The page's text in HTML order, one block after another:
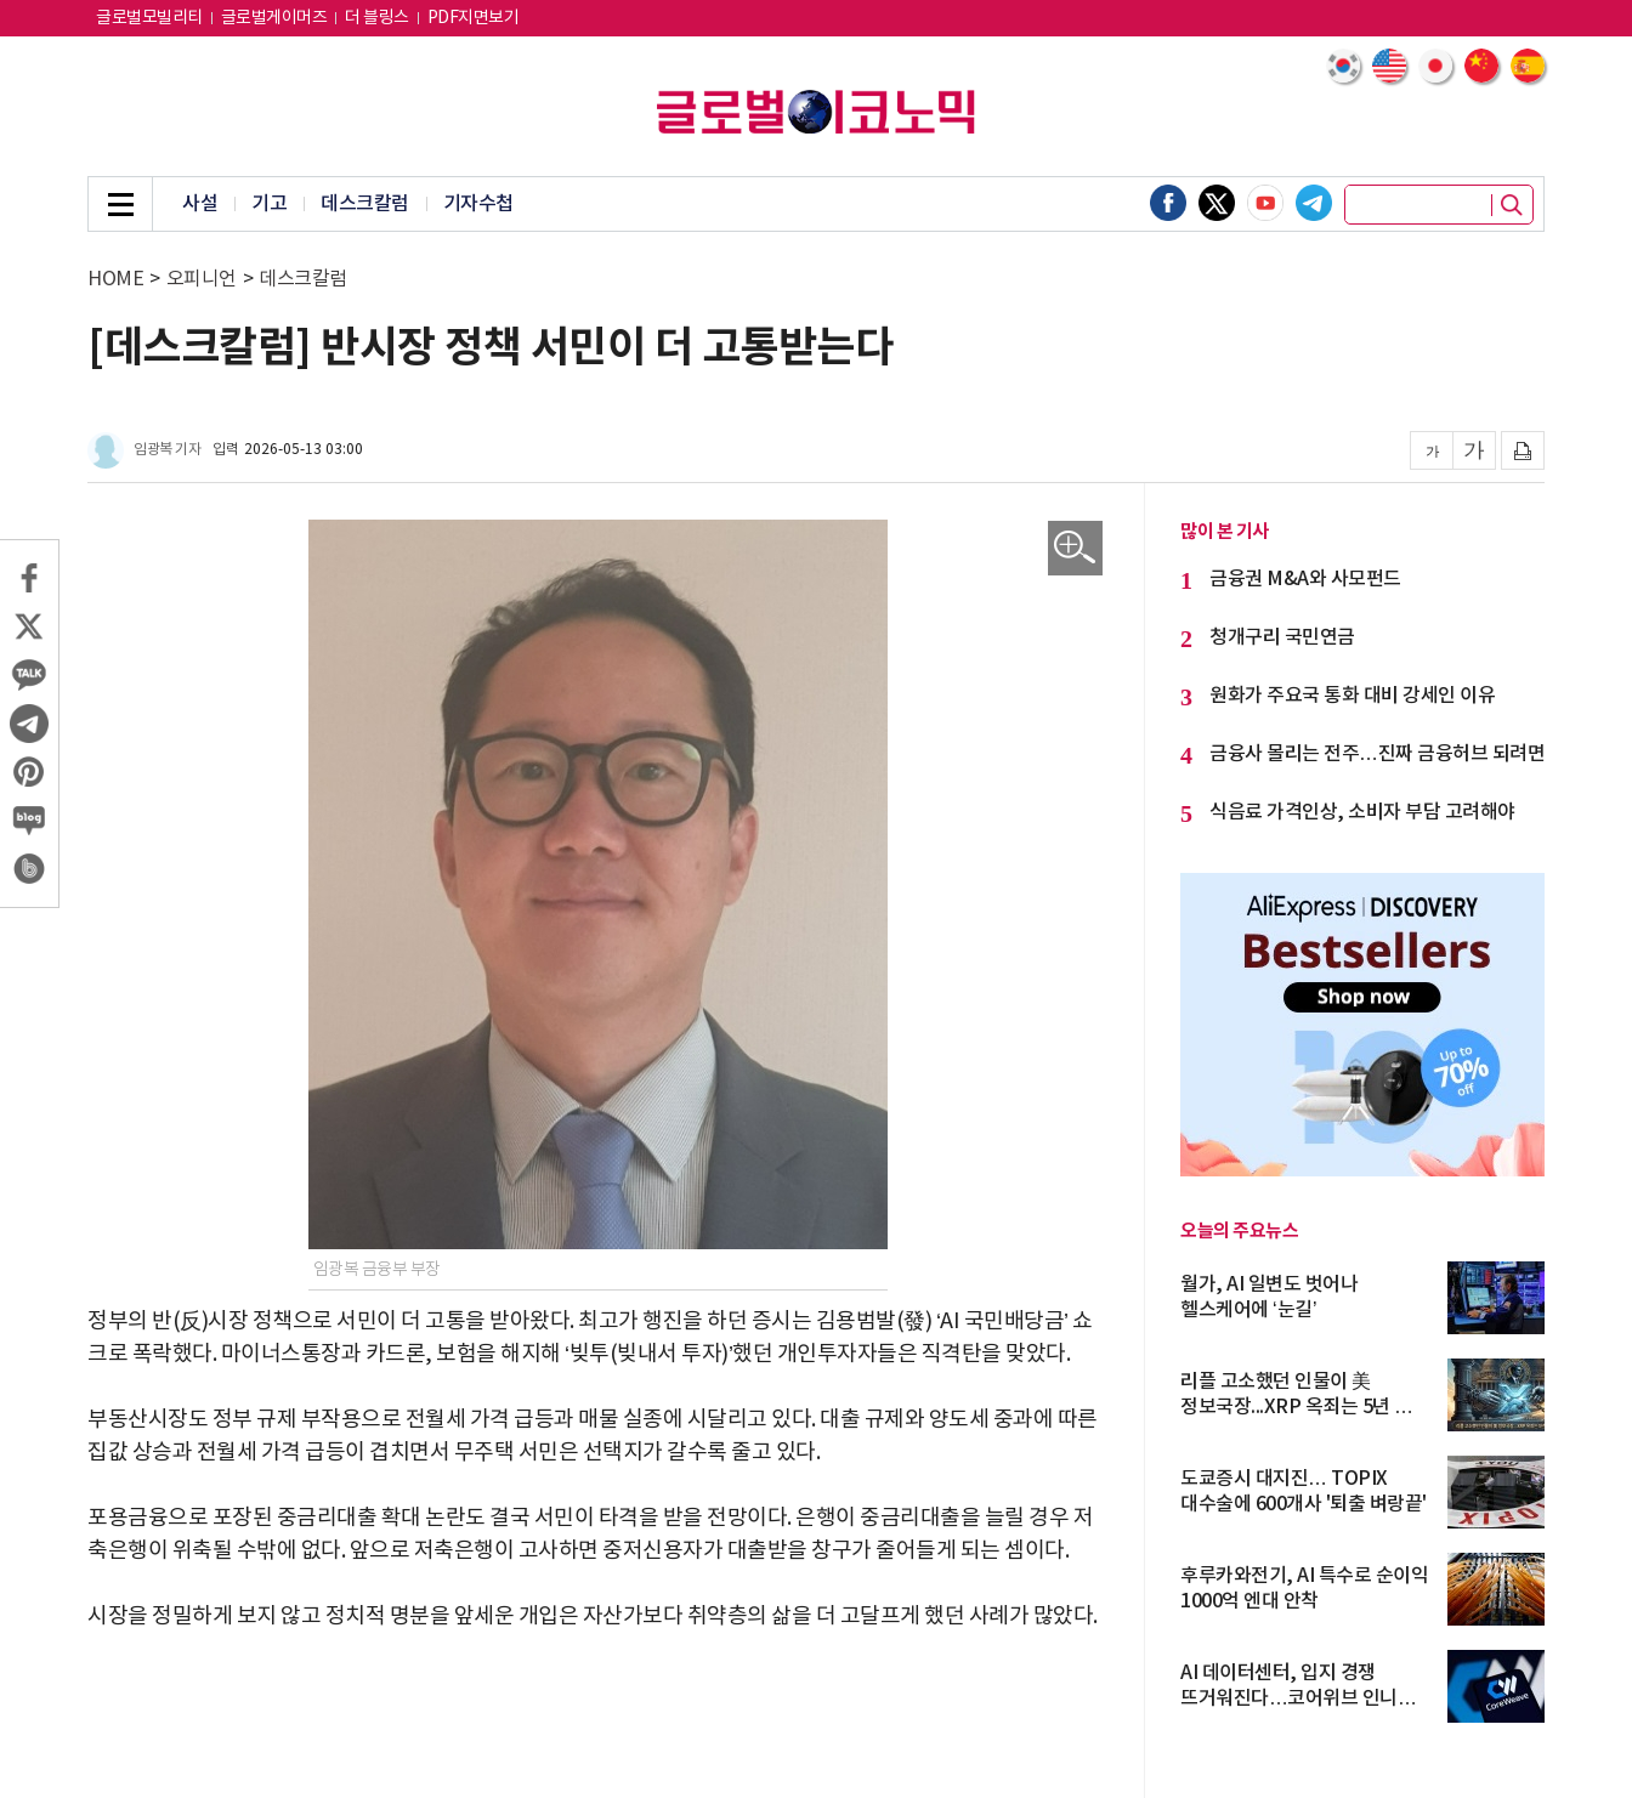
글로벌모빌리티 글로벌게이머즈 더 블링스 PDF지면보기
사설 기고 데스크칼럼 기자수첩
HOME > 오피니언 > 데스크칼럼
[데스크칼럼] 반시장 정책 서민이 더 고통받는다
임광복 기자 입력 2026-05-13 03:00
임광복 금융부 부장
정부의 반(反)시장 정책으로 서민이 더 고통을 받아왔다. 최고가 행진을 하던 증시는 김용범발(發) ‘AI 국민배당금’ 쇼
크로 폭락했다. 마이너스통장과 카드론, 보험을 해지해 ‘빚투(빚내서 투자)’했던 개인투자자들은 직격탄을 맞았다.
부동산시장도 정부 규제 부작용으로 전월세 가격 급등과 매물 실종에 시달리고 있다. 대출 규제와 양도세 중과에 따른
집값 상승과 전월세 가격 급등이 겹치면서 무주택 서민은 선택지가 갈수록 줄고 있다.
포용금융으로 포장된 중금리대출 확대 논란도 결국 서민이 타격을 받을 전망이다. 은행이 중금리대출을 늘릴 경우 저
축은행이 위축될 수밖에 없다. 앞으로 저축은행이 고사하면 중저신용자가 대출받을 창구가 줄어들게 되는 셈이다.
시장을 정밀하게 보지 않고 정치적 명분을 앞세운 개입은 자산가보다 취약층의 삶을 더 고달프게 했던 사례가 많았다.
많이 본 기사
1 금융권 M&A와 사모펀드
2 청개구리 국민연금
3 원화가 주요국 통화 대비 강세인 이유
4 금융사 몰리는 전주…진짜 금융허브 되려면
5 식음료 가격인상, 소비자 부담 고려해야
오늘의 주요뉴스
월가, AI 일변도 벗어나
헬스케어에 ‘눈길’
리플 고소했던 인물이 美
정보국장...XRP 옥죄는 5년 법적
도쿄증시 대지진… TOPIX
대수술에 600개사 '퇴출 벼랑끝'
후루카와전기, AI 특수로 순이익
1000억 엔대 안착
AI 데이터센터, 입지 경쟁
뜨거워진다…코어위브 인니